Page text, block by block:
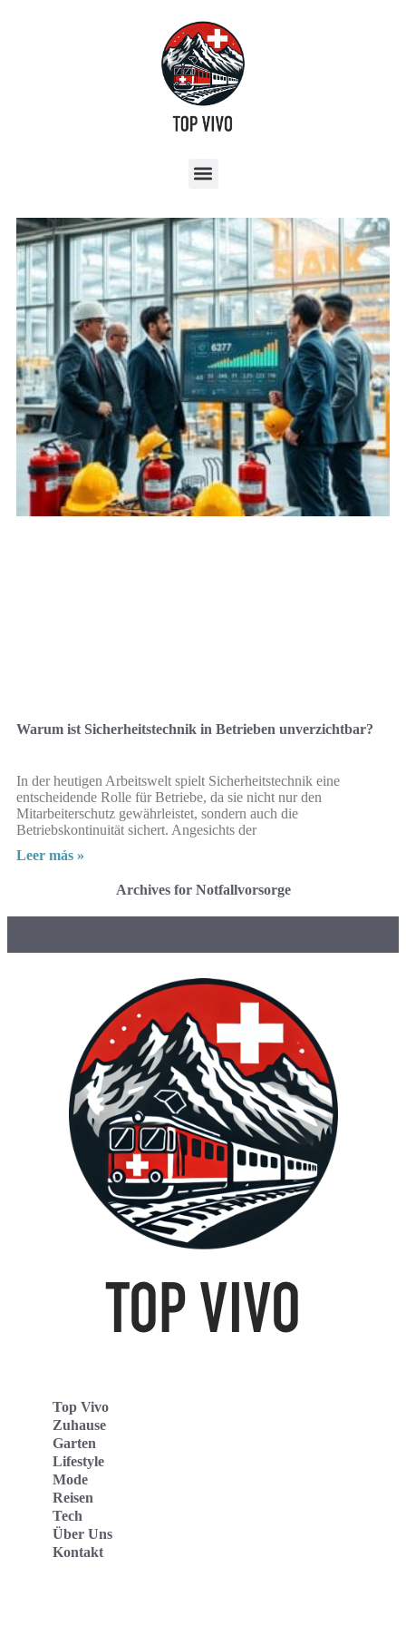
Warum ist Sicherheitstechnik in Betrieben unverzichtbar?
In der heutigen Arbeitswelt spielt Sicherheitstechnik eine
entscheidende Rolle für Betriebe, da sie nicht nur den
Mitarbeiterschutz gewährleistet, sondern auch die
Betriebskontinuität sichert. Angesichts der
Leer más »
Archives for Notfallvorsorge
Top Vivo
Zuhause
Garten
Lifestyle
Mode
Reisen
Tech
Über Uns
Kontakt